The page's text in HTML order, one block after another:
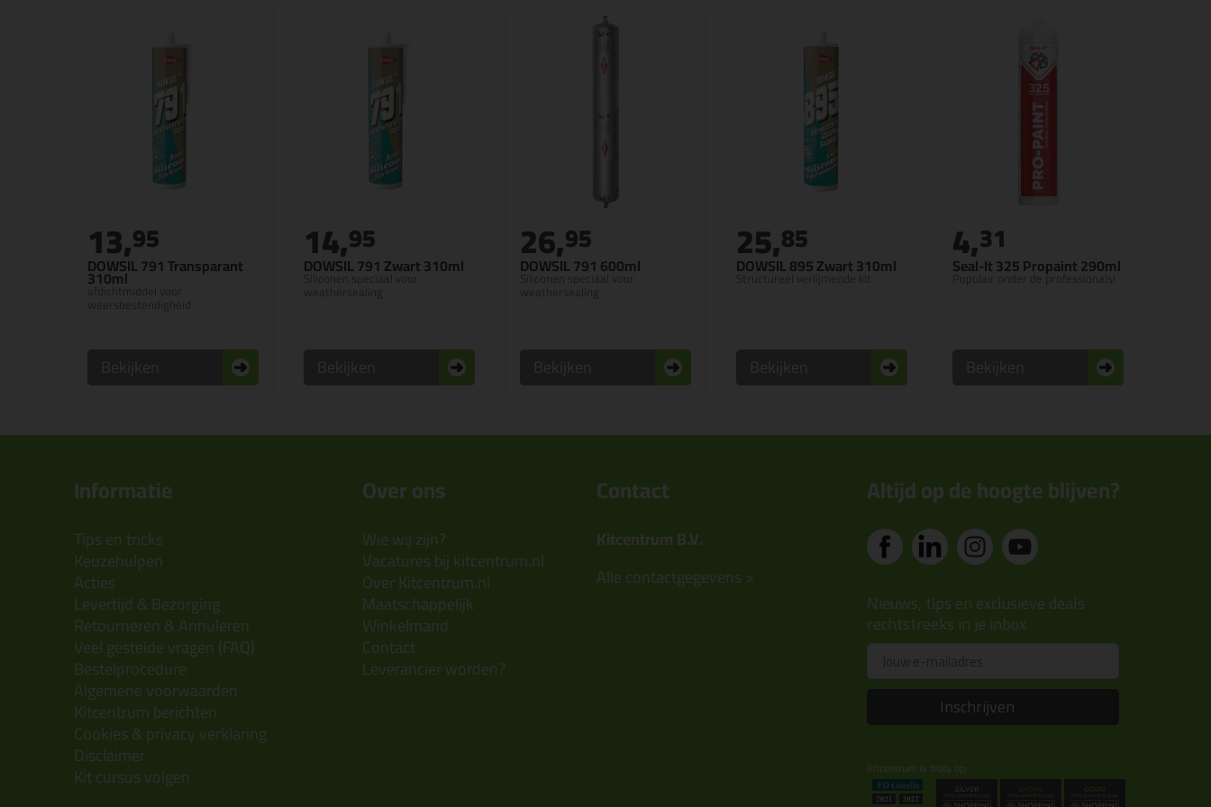
DOWSIL 791 Transparant
310ml
afdichtmiddel voor
13,95
DOWSIL 791 Zwart 310ml
Siliconen speciaal voor
14,95
DOWSIL 791 600ml
Siliconen speciaal voor
26,95
DOWSIL 895 Zwart 310ml
Structureel verlijmende kit
25,85
Seal-It 325 Propaint 290ml
Populair onder de professionals!
4,31
Informatie
Tips en tricks
Keuzehulpen
Acties
Levertijd & Bezorging
Retourneren & Annuleren
Veel gestelde vragen (FAQ)
Bestelprocedure
Algemene voorwaarden
Kitcentrum berichten
Cookies & privacy verklaring
Disclaimer
Kit cursus volgen
Over ons
Wie wij zijn?
Vacatures bij kitcentrum.nl
Over Kitcentrum.nl
Maatschappelijk
Winkelmand
Contact
Leverancier worden?
Contact
Kitcentrum B.V.
Alle contactgegevens >
Altijd op de hoogte blijven?
Nieuws, tips en exclusieve deals
rechtstreeks in je inbox
Inschrijven
Kitcentrum is trots op: